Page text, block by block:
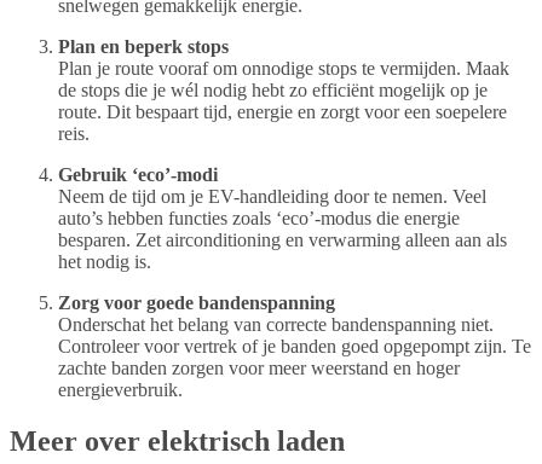
snelwegen gemakkelijk energie.
Plan en beperk stops
Plan je route vooraf om onnodige stops te vermijden. Maak
de stops die je wél nodig hebt zo efficiënt mogelijk op je
route. Dit bespaart tijd, energie en zorgt voor een soepelere
reis.
Gebruik ‘eco’-modi
Neem de tijd om je EV-handleiding door te nemen. Veel
auto’s hebben functies zoals ‘eco’-modus die energie
besparen. Zet airconditioning en verwarming alleen aan als
het nodig is.
Zorg voor goede bandenspanning
Onderschat het belang van correcte bandenspanning niet.
Controleer voor vertrek of je banden goed opgepompt zijn. Te
zachte banden zorgen voor meer weerstand en hoger
energieverbruik.
Meer over elektrisch laden